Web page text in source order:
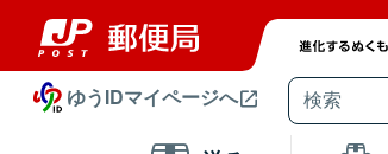
ゆうIDマイページへ